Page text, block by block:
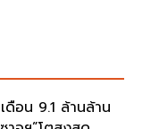
ดือน 9.1 ล้านล้าน